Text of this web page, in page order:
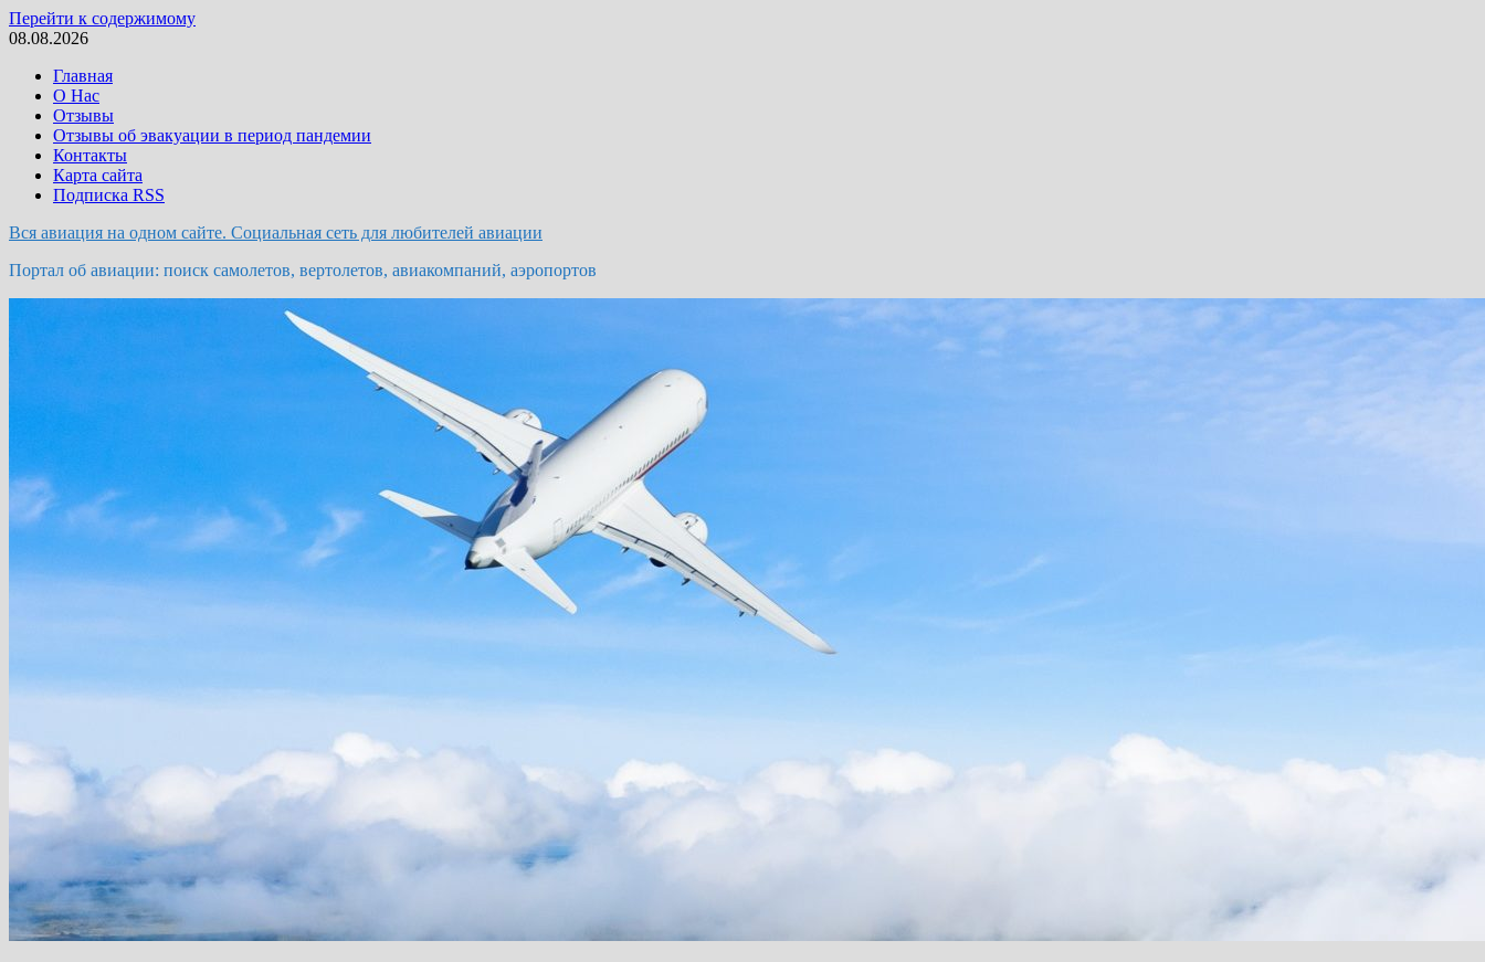
Перейти к содержимому
08.08.2026
Главная
О Нас
Отзывы
Отзывы об эвакуации в период пандемии
Контакты
Карта сайта
Подписка RSS
Вся авиация на одном сайте. Социальная сеть для любителей авиации
Портал об авиации: поиск самолетов, вертолетов, авиакомпаний, аэропортов